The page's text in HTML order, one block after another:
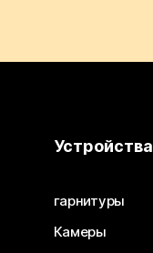
Устройства
гарнитуры
Камеры